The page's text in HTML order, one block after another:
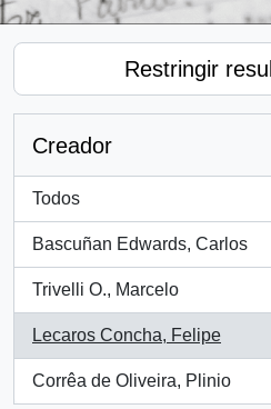
Restringir
Creador
Todos
Bascuñan Edwards, Carlos
, 1 resultados
Trivelli O., Marcelo
, 1 resultados
Lecaros Concha, Felipe
, 1 resultados
Corrêa de Oliveira, Plinio
, 1 resultados